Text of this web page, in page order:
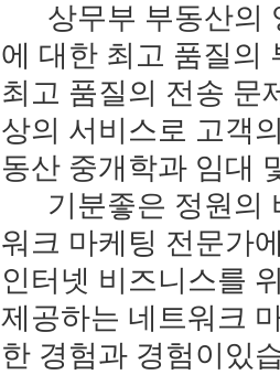
상무부 부동산의
에 대한 최고 품질의
최고 품질의 전송 문
상의 서비스로 고객
동산 중개학과 임대
기분좋은 정원의
워크 마케팅 전문가
인터넷 비즈니스를
제공하는 네트워크
한 경험과 경험이있